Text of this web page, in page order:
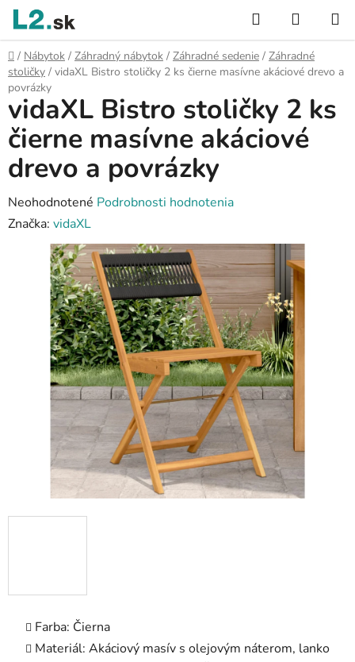
Prejsť
obsah
Hľadať
KOŠÍK
Domov
/ Nábytok / Záhradný nábytok / Záhradné sedenie / Záhradné
stoličky / vidaXL Bistro stoličky 2 ks čierne masívne akáciové drevo a
povrázky
Farba: Čierna
Materiál: Akáciový masív s olejovým náterom, lanko
vidaXL Bistro stoličky 2 ks
čierne masívne akáciové
drevo a povrázky
Priemerné
hodnotenie
produktu
hviezdičiek.
Neohodnotené Podrobnosti hodnotenia
Značka: vidaXL